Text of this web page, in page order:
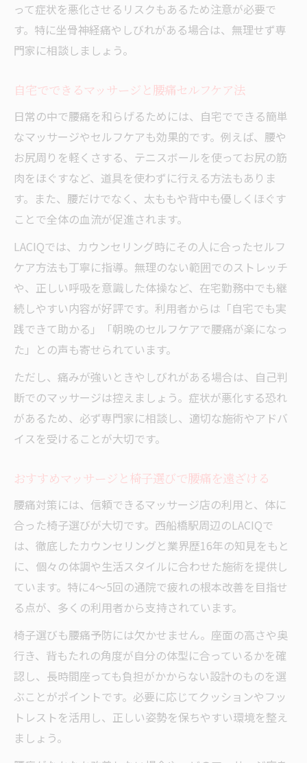
って症状を悪化させるリスクもあるため注意が必要で
す。特に坐骨神経痛やしびれがある場合は、無理せず専
門家に相談しましょう。
自宅でできるマッサージと腰痛セルフケア法
日常の中で腰痛を和らげるためには、自宅でできる簡単
なマッサージやセルフケアも効果的です。例えば、腰や
お尻周りを軽くさする、テニスボールを使ってお尻の筋
肉をほぐすなど、道具を使わずに行える方法もありま
す。また、腰だけでなく、太ももや背中も優しくほぐす
ことで全体の血流が促進されます。
LACIQでは、カウンセリング時にその人に合ったセルフ
ケア方法も丁寧に指導。無理のない範囲でのストレッチ
や、正しい呼吸を意識した体操など、在宅勤務中でも継
続しやすい内容が好評です。利用者からは「自宅でも実
践できて助かる」「朝晩のセルフケアで腰痛が楽になっ
た」との声も寄せられています。
ただし、痛みが強いときやしびれがある場合は、自己判
断でのマッサージは控えましょう。症状が悪化する恐れ
があるため、必ず専門家に相談し、適切な施術やアドバ
イスを受けることが大切です。
おすすめマッサージと椅子選びで腰痛を遠ざける
腰痛対策には、信頼できるマッサージ店の利用と、体に
合った椅子選びが大切です。西船橋駅周辺のLACIQで
は、徹底したカウンセリングと業界歴16年の知見をもと
に、個々の体調や生活スタイルに合わせた施術を提供し
ています。特に4～5回の通院で疲れの根本改善を目指せ
る点が、多くの利用者から支持されています。
椅子選びも腰痛予防には欠かせません。座面の高さや奥
行き、背もたれの角度が自分の体型に合っているかを確
認し、長時間座っても負担がかからない設計のものを選
ぶことがポイントです。必要に応じてクッションやフッ
トレストを活用し、正しい姿勢を保ちやすい環境を整え
ましょう。